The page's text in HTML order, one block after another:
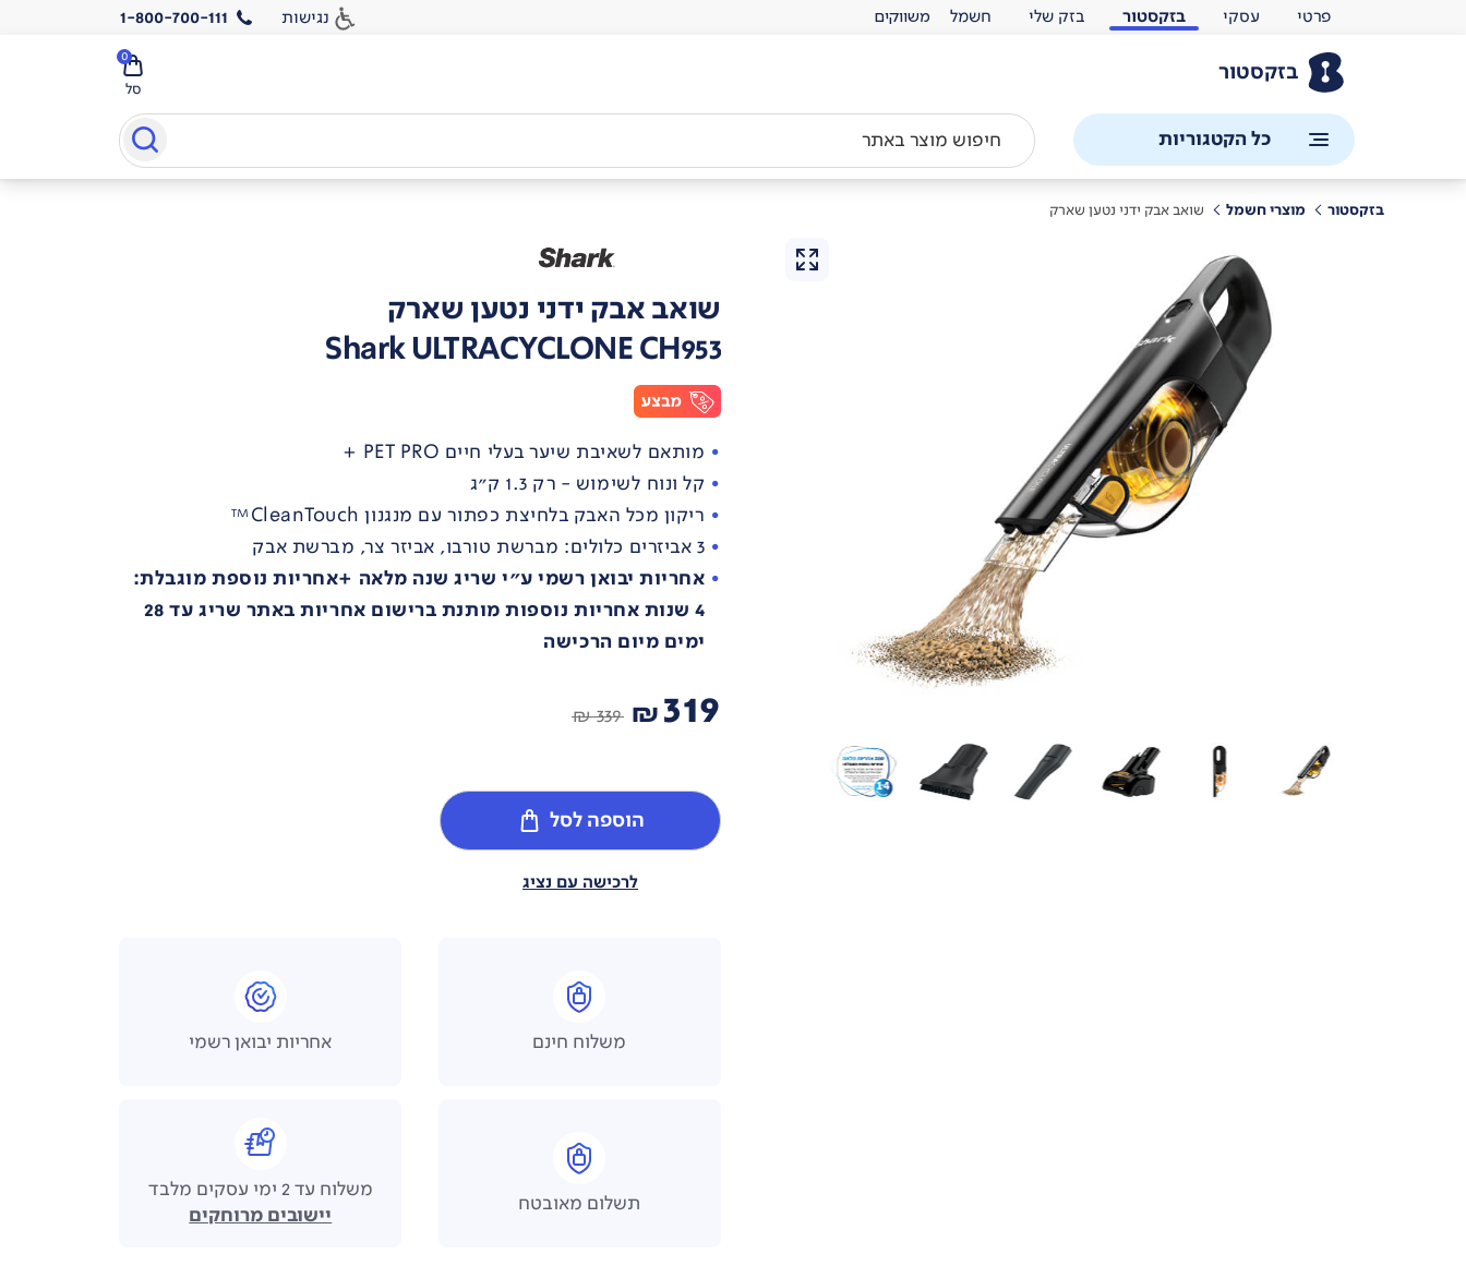
פרטי עסקי בזקסטור בזק שלי חשמל נגישות 1-800-700-111
בזקסטור
סל
0
כל הקטגוריות
בזקסטור מוצרי חשמל שואב אבק ידני נטען שארק
שואב אבק ידני נטען שארק
Shark ULTRACYCLONE CH953
מותאם לשאיבת שיער בעלי חיים PET PRO +
קל ונוח לשימוש - רק 1.3 ק"ג
ריקון מכל האבק בלחיצת כפתור עם מנגנון CleanTouch™
3 אביזרים כלולים: מברשת טורבו, אביזר צר, מברשת אבק
אחריות יבואן רשמי ע"י שריג שנה מלאה +אחריות נוספת מוגבלת:
4 שנות אחריות נוספות מותנת ברישום אחריות באתר שריג עד 28
ימים מיום הרכישה
319
₪
339 ₪
הוספה לסל
לרכישה עם נציג
משלוח חינם אחריות יבואן רשמי
תשלום מאובטח
משלוח עד 2 ימי עסקים מלבד
יישובים מרוחקים
משווקים